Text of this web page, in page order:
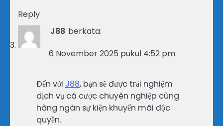
Reply
J88 berkata:
6 November 2025 pukul 4:52 pm
Đến với J88, bạn sẽ được trải nghiệm
dịch vụ cá cược chuyên nghiệp cùng
hàng ngàn sự kiện khuyến mãi độc
quyền.